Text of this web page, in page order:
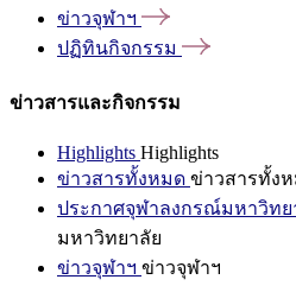
ข่าวจุฬาฯ
ปฏิทินกิจกรรม
ข่าวสารและกิจกรรม
Highlights Highlights
ข่าวสารทั้งหมด ข่าวสารทั้ง
ประกาศจุฬาลงกรณ์มหาวิทย
มหาวิทยาลัย
ข่าวจุฬาฯ ข่าวจุฬาฯ